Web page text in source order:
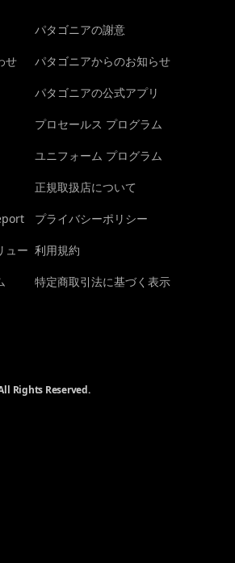
せ
ュー
パタゴニアの謝意
パタゴニアからのお知らせ
パタゴニアの公式アプリ
プロセールス プログラム
ユニフォーム プログラム
正規取扱店について
プライバシーポリシー
利用規約
特定商取引法に基づく表示
Rights Reserved.